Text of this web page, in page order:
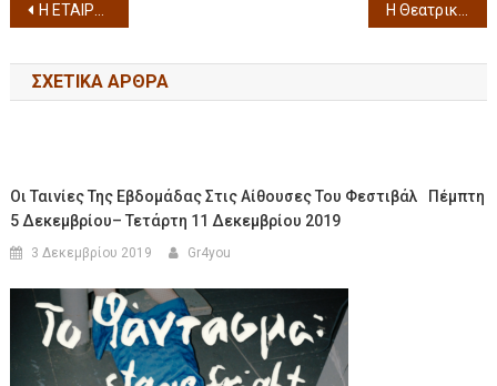
H ΕΤΑΙΡΕΙΑ ΤΕΧΝΗΣ «ARS AETERNA» ΣΟΦΟΚΛΗ ΗΛΕΚΤΡΑ ΚΑΛΟΚΑΙΡΙ 2023
ΣΧΕΤΙΚΆ ΆΡΘΡΑ
Οι Ταινίες Της Εβδομάδας Στις Αίθουσες Του Φεστιβάλ Πέμπτη
5 Δεκεμβρίου– Τετάρτη 11 Δεκεμβρίου 2019
3 Δεκεμβρίου 2019 Gr4you